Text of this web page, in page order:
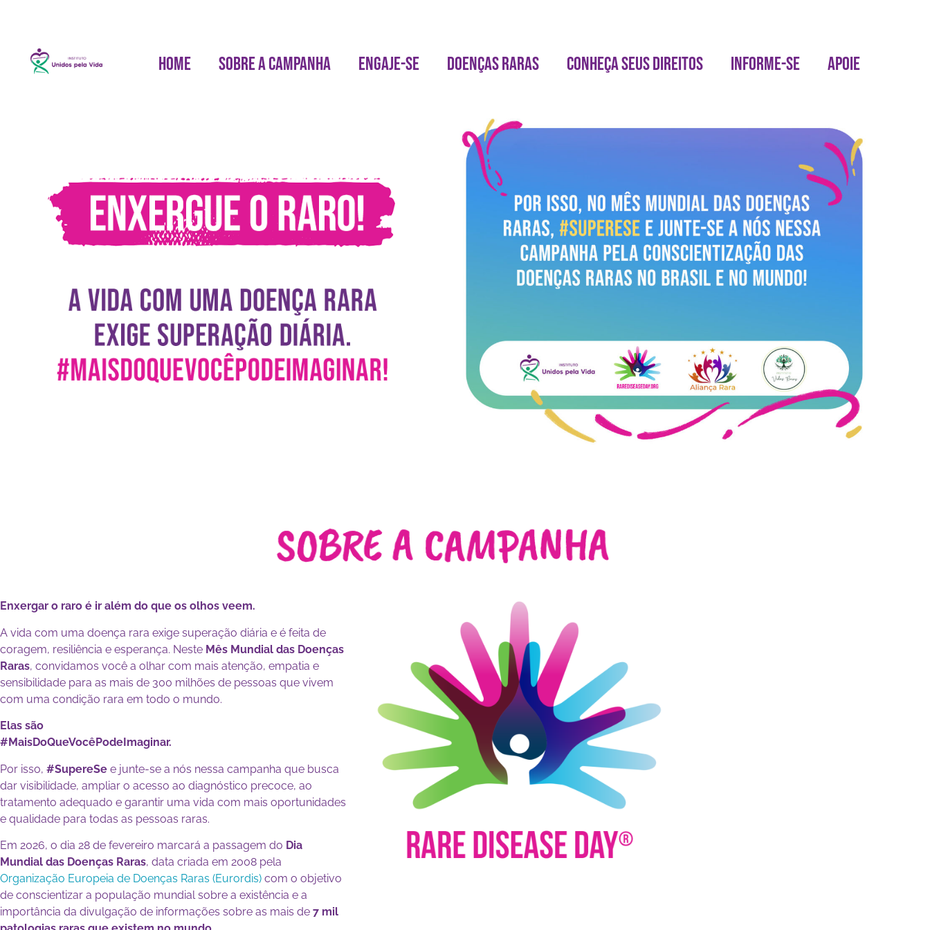
HOME SOBRE A CAMPANHA ENGAJE-SE DOENÇAS RARAS CONHEÇA SEUS DIREITOS INFORME-SE APOIE
Enxergar o raro é ir além do que os olhos veem.
A vida com uma doença rara exige superação diária e é feita de
coragem, resiliência e esperança. Neste Mês Mundial das Doenças
Raras, convidamos você a olhar com mais atenção, empatia e
sensibilidade para as mais de 300 milhões de pessoas que vivem
com uma condição rara em todo o mundo.
Elas são
#MaisDoQueVocêPodeImaginar.
Por isso, #SupereSe e junte-se a nós nessa campanha que busca
dar visibilidade, ampliar o acesso ao diagnóstico precoce, ao
tratamento adequado e garantir uma vida com mais oportunidades
e qualidade para todas as pessoas raras.
Em 2026, o dia 28 de fevereiro marcará a passagem do Dia
Mundial das Doenças Raras, data criada em 2008 pela
Organização Europeia de Doenças Raras (Eurordis) com o objetivo
de conscientizar a população mundial sobre a existência e a
importância da divulgação de informações sobre as mais de 7 mil